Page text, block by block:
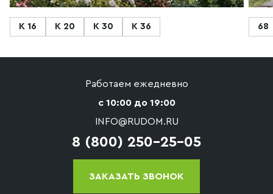
К 16 К 20 К 30 К 36 68
Работаем ежедневно
с 10:00 до 19:00
INFO@RUDOM.RU
8 (800) 250-25-05
ЗАКАЗАТЬ ЗВОНОК